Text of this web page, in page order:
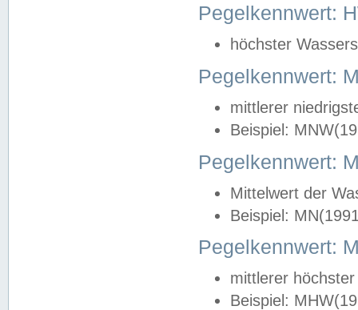
Pegelkennwert:
höchster
Pegelkennwert:
mittlerer
Beispiel:
Pegelkennwert:
Mittelwert der
Beispiel:
Pegelkennwert:
mittlerer
Beispiel: